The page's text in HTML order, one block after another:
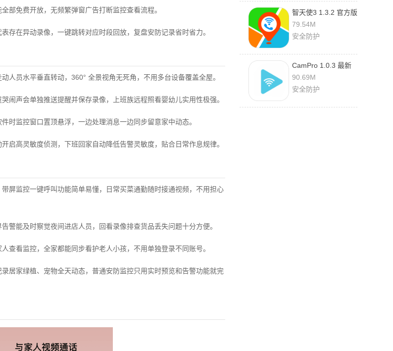
部免费开放，无频繁弹窗广告打断监控查看流程。
存在异动录像，一键跳转对应时段回放，复盘安防记录省时省力。
人员水平垂直转动，360° 全景视角无死角，不用多台设备覆盖全屋。
闹声会单独推送提醒并保存录像，上班族远程照看婴幼儿实用性极强。
件时监控窗口置顶悬浮，一边处理消息一边同步留意家中动态。
启高灵敏度侦测，下班回家自动降低告警灵敏度，贴合日常作息规律。
屏监控一键呼叫功能简单易懂，日常买菜通勤随时接通视频，不用担心
警能及时察觉夜间进店人员，回看录像排查货品丢失问题十分方便。
查看监控，全家都能同步看护老人小孩，不用单独登录不同账号。
居家绿植、宠物全天动态，普通安防监控只用实时预览和告警功能就完
智天使3 1.3.2 官方版
79.54M
安全防护
CamPro 1.0.3 最新
版
90.69M
安全防护